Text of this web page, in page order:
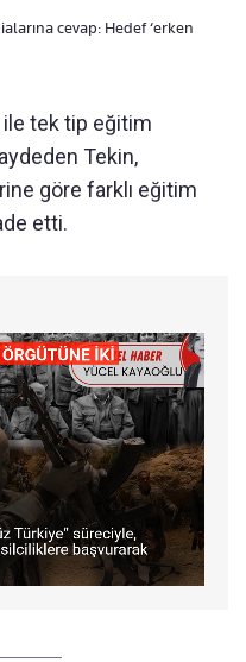
cevap: Hedef ‘erken
ile tek tip eğitim
Tekin,
göre farklı eğitim
etti.